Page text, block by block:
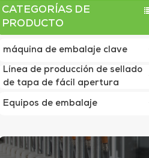
CATEGORÍAS DE
PRODUCTO
máquina de embalaje clave
Línea de producción de sellado
de tapa de fácil apertura
Equipos de embalaje